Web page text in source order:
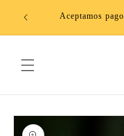
directamenteAceptamos
directamente
a la